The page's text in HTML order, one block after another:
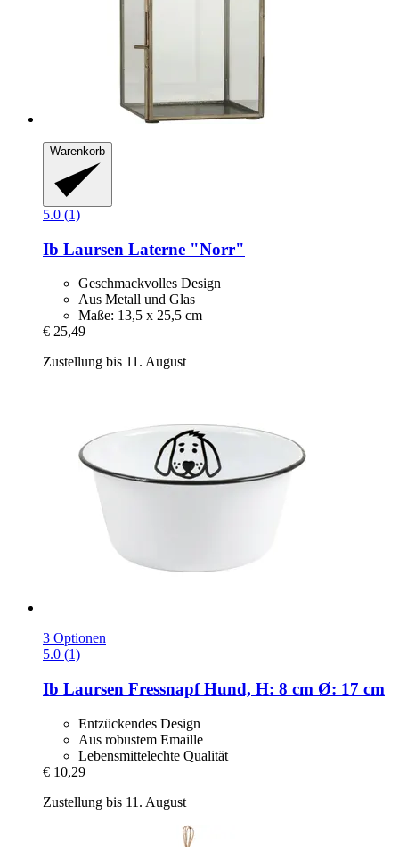
Warenkorb
5.0 (1)
Ib Laursen Laterne "Norr"
Geschmackvolles Design
Aus Metall und Glas
Maße: 13,5 x 25,5 cm
€ 25,49
Zustellung bis 11. August
3 Optionen
5.0 (1)
Ib Laursen Fressnapf Hund, H: 8 cm Ø: 17 cm
Entzückendes Design
Aus robustem Emaille
Lebensmittelechte Qualität
€ 10,29
Zustellung bis 11. August